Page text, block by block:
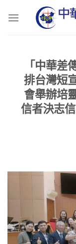
「中華差
排台灣短
會舉辦培
信者決志